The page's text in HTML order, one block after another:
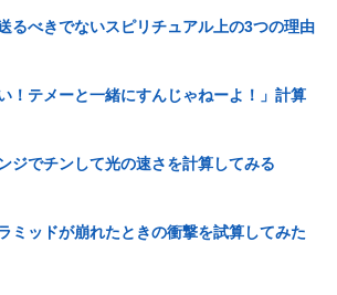
るべきでないスピリチュアル上の3つの理由
！テメーと一緒にすんじゃねーよ！」計算
ジでチンして光の速さを計算してみる
ミッドが崩れたときの衝撃を試算してみた